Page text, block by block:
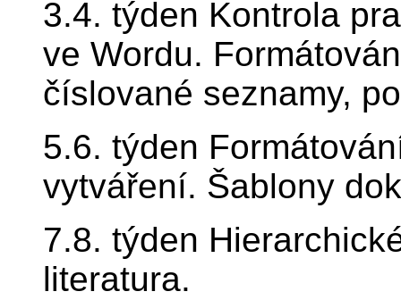
3.4. týden Kontrola
ve Wordu.
číslované seznamy,
5.6. týden
vytváření. Šablony
7.8. týden
literatura.